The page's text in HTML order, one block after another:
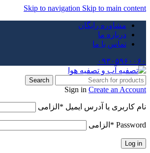
Skip to navigation Skip to main content
مشاوره رایگان
درباره ما
تماس با ما
۰۹۳۰۵۹۶۰۰۶۰
Search
Sign in Create an Account
نام کاربری یا آدرس ایمیل * الزامی
Password
* الزامی
Log in